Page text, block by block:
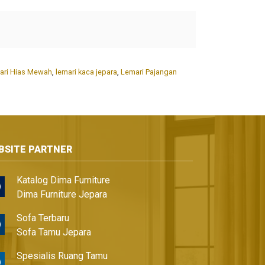
Hias Mewah, lemari kaca jepara, Lemari Pajangan
PARTNER
Katalog Dima Furniture
Dima Furniture Jepara
Sofa Terbaru
Sofa Tamu Jepara
Spesialis Ruang Tamu